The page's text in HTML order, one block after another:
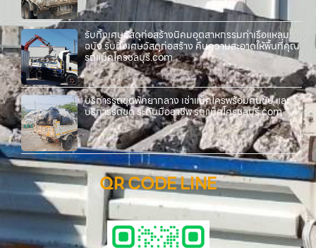
รับทิ้งเศษวัสดุก่อสร้างนิคมอุตสาหกรรมท่าเรือแหลม
ฉบัง รับทิ้งเศษวัสดุก่อสร้าง คืนความสะอาดให้พื้นที่คุณ
รถแม็คโครชลบุรี.com
บริการรถขุดพัทยากลาง เช่าแม็คโครพร้อมคนขับ และ
บริการรถขุด ระดับมืออาชีพ รถแม็คโครชลบุรี.com
QR CODE LINE